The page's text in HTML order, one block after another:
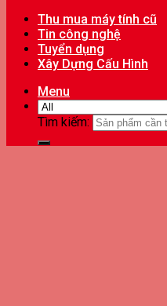
Thu mua máy tính cũ
Tin công nghệ
Tuyển dụng
Xây Dựng Cấu Hình
Menu
Tìm kiếm: